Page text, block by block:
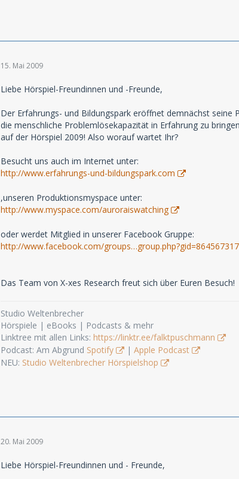
15. Mai 2009
Liebe Hörspiel-Freundinnen und -Freunde,
Der Erfahrungs- und Bildungspark eröffnet demnächst
die menschliche Problemlösekapazität in Erfahrung zu
auf der Hörspiel 2009! Also worauf wartet Ihr?
Besucht uns auch im Internet unter:
http://www.erfahrungs-und-bildungspark.com
,unseren Produktionsmyspace unter:
http://www.myspace.com/auroraiswatching
oder werdet Mitglied in unserer Facebook Gruppe:
http://www.facebook.com/
Das Team von X-xes Research freut sich über Euren Besuch!
Studio Weltenbrecher
Hörspiele | eBooks | Podcasts & mehr
Linktree mit allen Links: https://linktr.ee/falktpuschmann
Podcast: Am Abgrund Spotify | Apple Podcast
NEU: Studio Weltenbrecher Hörspielshop
20. Mai 2009
Liebe Hörspiel-Freundinnen und - Freunde,